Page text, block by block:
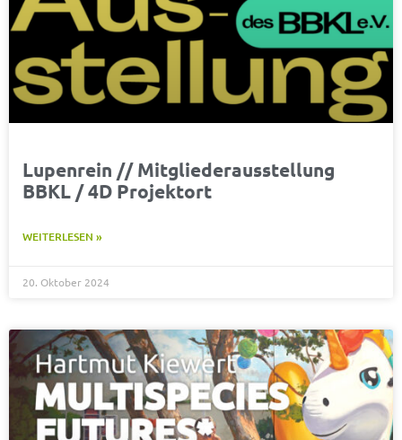
Lupenrein // Mitgliederausstellung
BBKL / 4D Projektort
WEITERLESEN »
20. Oktober 2024